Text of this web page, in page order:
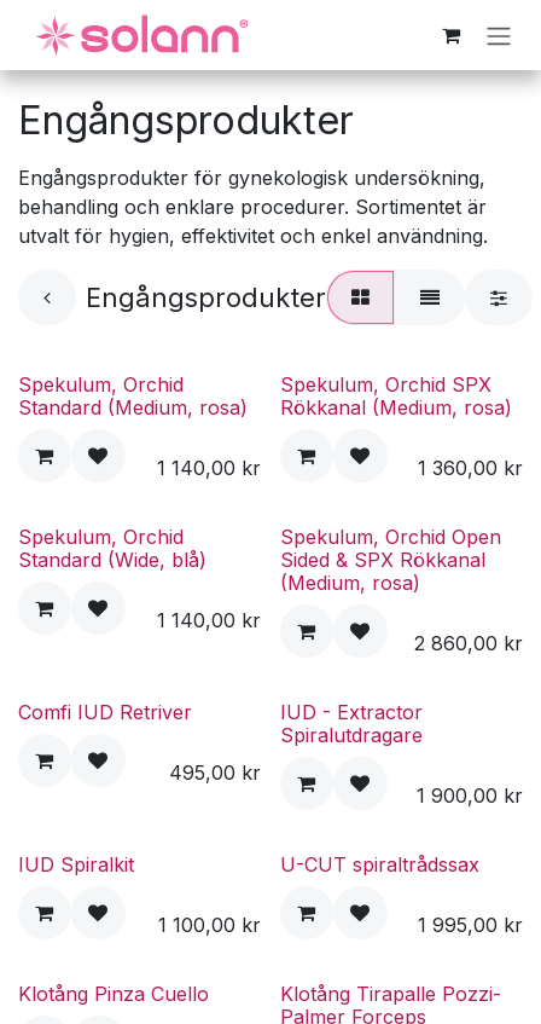
Hoppa till innehåll
Engångsprodukter
Engångsprodukter för gynekologisk undersökning,
behandling och enklare procedurer. Sortimentet är
utvalt för hygien, effektivitet och enkel användning.
Engångsprodukter
Spekulum, Orchid
Standard (Medium, rosa)
1 140,00 kr
Spekulum, Orchid SPX
Rökkanal (Medium, rosa)
1 360,00 kr
Spekulum, Orchid
Standard (Wide, blå)
1 140,00 kr
Spekulum, Orchid Open
Sided & SPX Rökkanal
(Medium, rosa)
2 860,00 kr
Comfi IUD Retriver
495,00 kr
IUD - Extractor
Spiralutdragare
1 900,00 kr
IUD Spiralkit
1 100,00 kr
U-CUT spiraltrådssax
1 995,00 kr
Klotång Pinza Cuello
Klotång Tirapalle Pozzi-
Palmer Forceps